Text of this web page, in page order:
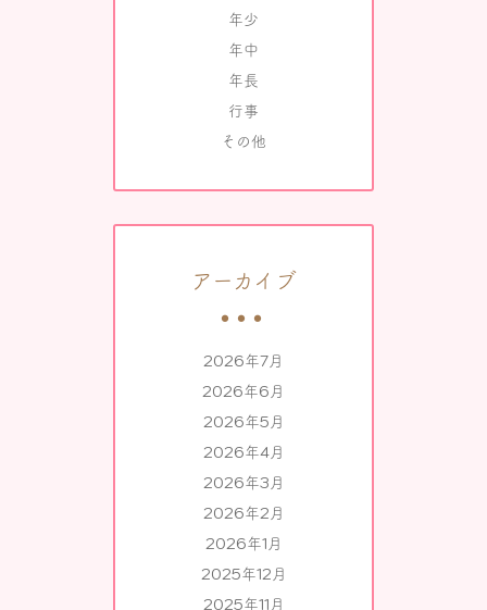
年少
年中
年長
行事
その他
アーカイブ
2026年7月
2026年6月
2026年5月
2026年4月
2026年3月
2026年2月
2026年1月
2025年12月
2025年11月